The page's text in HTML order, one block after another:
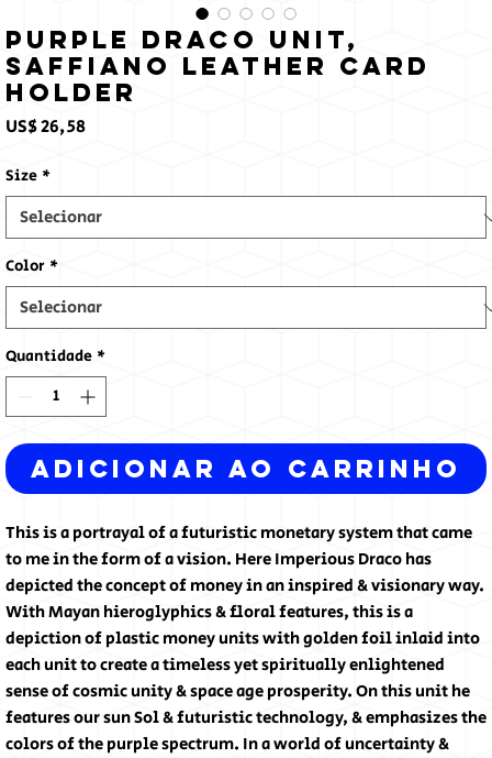
Purple Draco Unit,
Saffiano Leather Card
Holder
US$ 26,58Preço
Size *
Color *
Quantidade *
Adicionar ao carrinho
This is a portrayal of a futuristic monetary system that came
to me in the form of a vision. Here Imperious Draco has
depicted the concept of money in an inspired & visionary way.
With Mayan hieroglyphics & floral features, this is a
depiction of plastic money units with golden foil inlaid into
each unit to create a timeless yet spiritually enlightened
sense of cosmic unity & space age prosperity. On this unit he
features our sun Sol & futuristic technology, & emphasizes the
colors of the purple spectrum. In a world of uncertainty &